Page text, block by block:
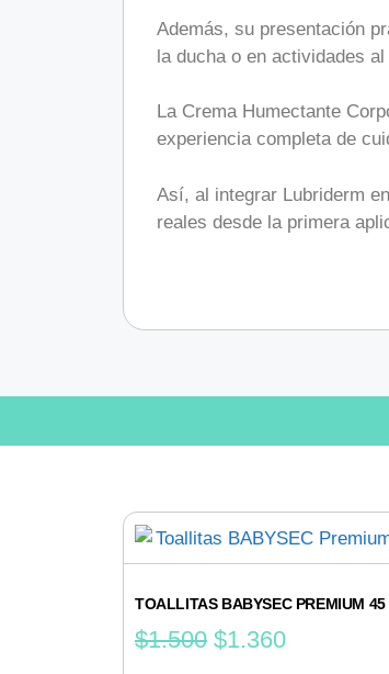
Además, su presentación
la ducha o en actividades
La Crema Humectante
experiencia completa de
Así, al integrar Lubriderm
reales desde la primera
TOALLITAS BABYSEC PREMIUM 45
$1.500 $1.360